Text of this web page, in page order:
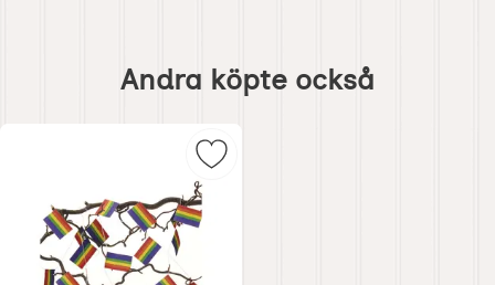
också
Andra köpte också
Markera flaggirland pride flaggor